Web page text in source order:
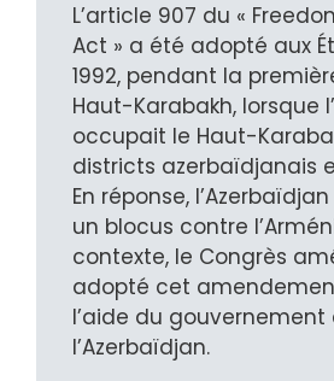
L’article 907 du «
Act » a été adopté aux
1992, pendant la
Haut-Karabakh, lorsque
occupait le Haut-
districts azerbaïdjanais
En réponse,
un blocus contre
contexte, le Congrès
adopté cet
l’aide du
l’Azerbaïdjan.